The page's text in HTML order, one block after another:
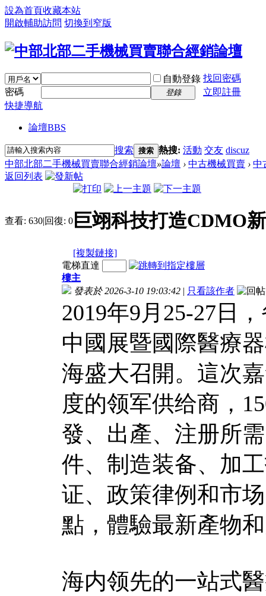
設為首頁收藏本站
開啟輔助訪問 切換到窄版
自動登錄 找回密碼
密碼
登錄
立即註冊
快捷導航
論壇BBS
搜索 搜索 熱搜: 活動 交友 discuz
中部北部二手機械買賣聯合經銷論壇»論壇 › 中古機械買賣 › 中
返回列表
查看: 630|回復: 0 巨翊科技打造CDMO
[複製鏈接]
電梯直達
樓主
發表於 2026-3-10 19:03:42 | 只看該作者
2019年9月25-27日
中國展暨國際醫療
海盛大召開。這次
度的领军供给商，
發、出產、注册所
件、制造装备、加
证、政策律例和市
點，體驗最新產物
海内领先的一站式